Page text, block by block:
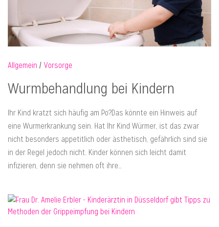
Allgemein Vorsorge
Wurmbehandlung bei Kindern
Ihr Kind kratzt sich häufig am Po?Das könnte ein Hinweis auf
eine Wurmerkrankung sein. Hat Ihr Kind Würmer, ist das zwar
nicht besonders appetitlich oder ästhetisch, gefährlich sind sie
in der Regel jedoch nicht. Kinder können sich leicht damit
infizieren, denn sie nehmen oft ihre…